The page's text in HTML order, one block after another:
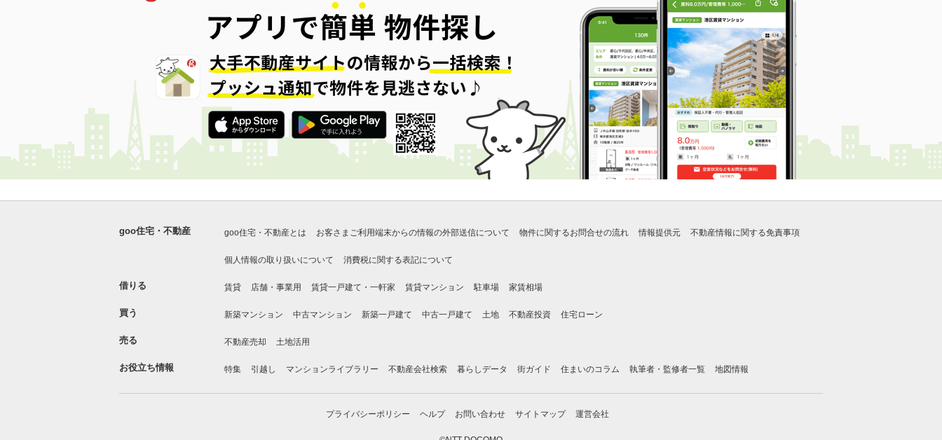
goo住宅・不動産 goo住宅・不動産とは お客さまご利用端末からの情報の外部送信について 物件に関するお問合せの流れ 情報提供元 不動産情報に関する免責事項
個人情報の取り扱いについて 消費税に関する表記について
借りる 賃貸 店舗・事業用 賃貸一戸建て・一軒家 賃貸マンション 駐車場 家賃相場
買う 新築マンション 中古マンション 新築一戸建て 中古一戸建て 土地 不動産投資 住宅ローン
売る 不動産売却 土地活用
お役立ち情報 特集 引越し マンションライブラリー 不動産会社検索 暮らしデータ 街ガイド 住まいのコラム 執筆者・監修者一覧 地図情報
プライバシーポリシー ヘルプ お問い合わせ サイトマップ 運営会社